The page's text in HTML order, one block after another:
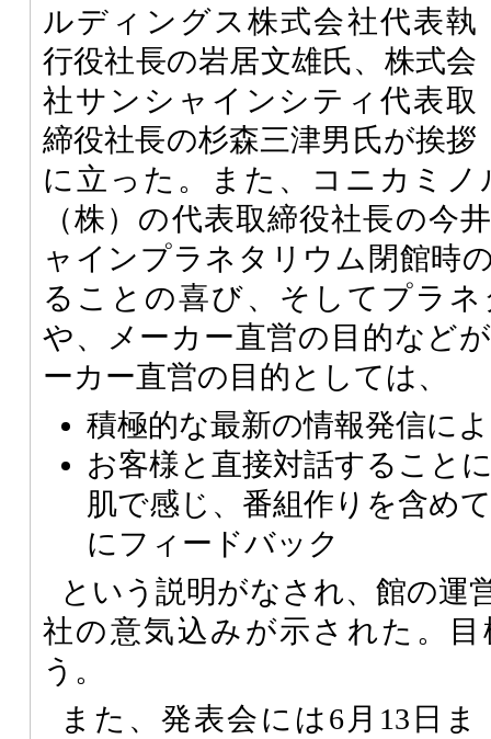
ルディングス株式会社代表執
行役社長の岩居文雄氏、株式会
社サンシャインシティ代表取
締役社長の杉森三津男氏が挨拶
に立った。また、コニカミ
（株）の代表取締役社長の今
ャインプラネタリウム閉館時
ることの喜び、そしてプラ
や、メーカー直営の目的など
ーカー直営の目的としては、
積極的な最新の情報発信に
お客様と直接対話すること
肌で感じ、番組作りを含め
にフィードバック
という説明がなされ、館の運
社の意気込みが示された。
う。
また、発表会には6月13日ま